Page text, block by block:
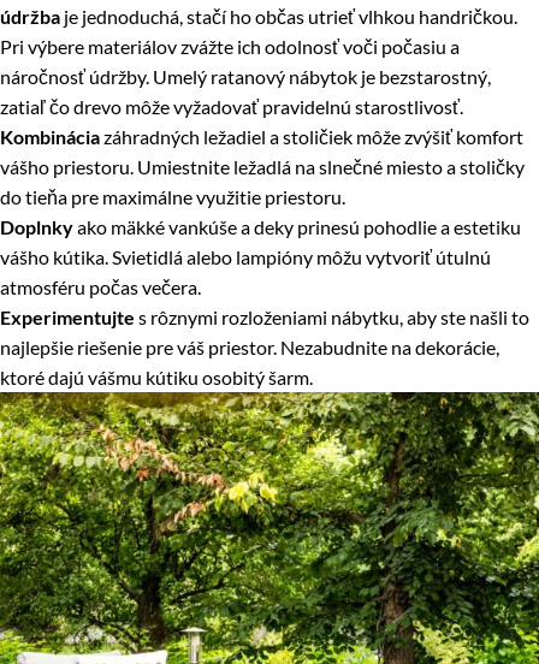
údržba je jednoduchá, stačí ho občas utrieť vlhkou handričkou.
Pri výbere materiálov zvážte ich odolnosť voči počasiu a
náročnosť údržby. Umelý ratanový nábytok je bezstarostný,
zatiaľ čo drevo môže vyžadovať pravidelnú starostlivosť.
Kombináciazáhradných ležadiel a stoličiek môže zvýšiť komfort
vášho priestoru. Umiestnite ležadlá na slnečné miesto a stoličky
do tieňa pre maximálne využitie priestoru.
Doplnkyako mäkké vankúše a deky prinesú pohodlie a estetiku
vášho kútika. Svietidlá alebo lampióny môžu vytvoriť útulnú
atmosféru počas večera.
Experimentujte s rôznymi rozloženiami nábytku, aby ste našli to
najlepšie riešenie pre váš priestor. Nezabudnite na dekorácie,
ktoré dajú vášmu kútiku osobitý šarm.